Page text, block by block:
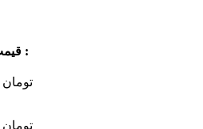
قیمت محصول :
تومان
تومان